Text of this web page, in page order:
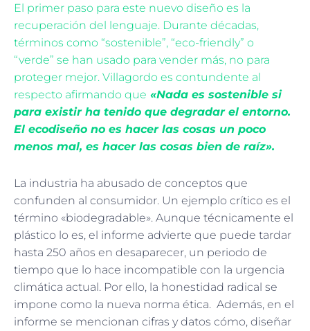
El primer paso para este nuevo diseño es la
recuperación del lenguaje. Durante décadas,
términos como “sostenible”, “eco-friendly” o
“verde” se han usado para vender más, no para
proteger mejor. Villagordo es contundente al
respecto afirmando que «Nada es sostenible si
para existir ha tenido que degradar el entorno.
El ecodiseño no es hacer las cosas un poco
menos mal, es hacer las cosas bien de raíz».
La industria ha abusado de conceptos que
confunden al consumidor. Un ejemplo crítico es el
término «biodegradable». Aunque técnicamente el
plástico lo es, el informe advierte que puede tardar
hasta 250 años en desaparecer, un periodo de
tiempo que lo hace incompatible con la urgencia
climática actual. Por ello, la honestidad radical se
impone como la nueva norma ética. Además, en el
informe se mencionan cifras y datos cómo, diseñar